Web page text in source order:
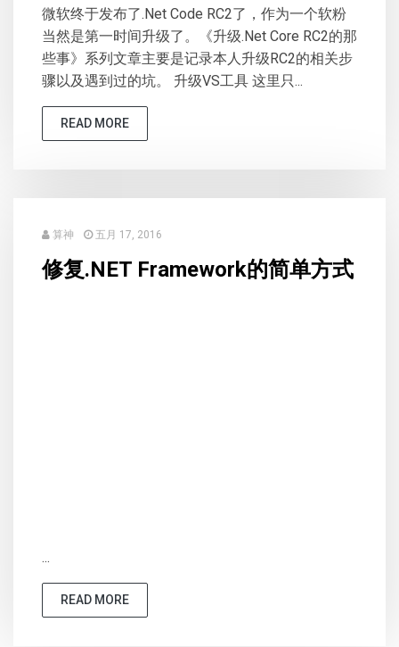
微软终于发布了.Net Code RC2了，作为一个软粉
当然是第一时间升级了。《升级.Net Core RC2的那
些事》系列文章主要是记录本人升级RC2的相关步
骤以及遇到过的坑。 升级VS工具 这里只...
READ MORE
算神 五月 17, 2016
修复.NET Framework的简单方式
...
READ MORE